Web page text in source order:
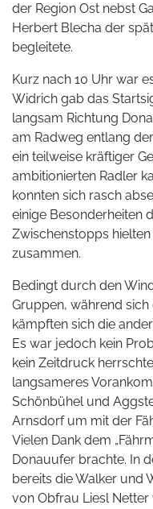
der Region Ost nebst
Herbert Blecha der
begleitete.
Kurz nach 10 Uhr war
Widrich gab das
langsam Richtung
am Radweg entlang
ein teilweise kräftiger
ambitionierten Radler
konnten sich rasch
einige Besonderheiten
Zwischenstopps
zusammen.
Bedingt durch den
Gruppen, während sich
kämpften sich die
Es war jedoch kein
kein Zeitdruck
langsameres
Schönbühel und
Arnsdorf um mit der
Vielen Dank dem
Donauufer brachte. In
bereits die Walker und
von Obfrau Liesl